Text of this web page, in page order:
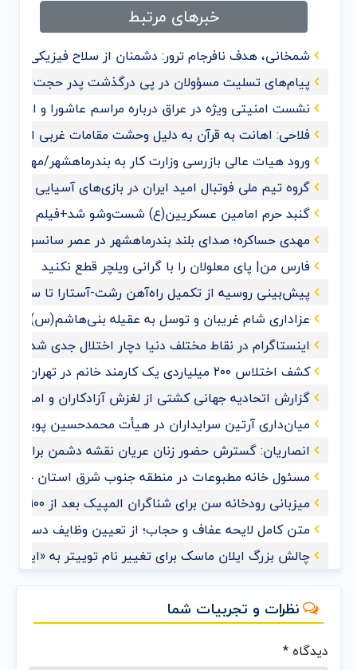
خبرهای مرتبط
شمخانی، هدف نافرجام ترور: دشمنان از سلاح فیزیکی
پیام‌های تسلیت مسؤولان در پی درگذشت پدر
نشست امنیتی ویژه در عراق درباره مراسم عاشورا و
فلاحی: اهانت به قرآن‌ به دلیل وحشت مقامات غربی از
ورود هیات عالی بازرسی وزارت کار به بندرماهشهر/مهدی
گروه تیم ملی فوتبال امید ایران در بازی‌های آسیایی
گنبد حرم امامین عسکریین(ع) شست‌وشو شد+فیلم و
مهدی حساکره؛ صدای بلند بندرماهشهر در عصر سانسور و
فارس من| پای معلولان را با گرانی ویلچر قطع نکنید
پیش‌بینی روسیه از تکمیل راه‌آهن رشت-آستارا تا سال ‌۲۰۲۸
عزاداری شام غریبان و توسل به عقیله بنی‌هاشم(س) با
اینستاگرام در نقاط مختلف دنیا دچار اختلال جدی شد
کشف اختلاس ۲۰۰ میلیاردی یک کارمند خانم در تهران
گزارش اتحادیه جهانی کشتی از لغزش آزادکاران و
میان‌داری آرتین سرایداران در هیأت محمدحسین
انصاریان: گسترش حضور زنان عریان نقشه دشمن برای
مسئول خانه مطبوعات در منطقه جنوب شرق استان
میزبانی رودخانه سن برای شناگران المپیک بعد از ۱۰۰ سال
متن کامل لایحه عفاف و حجاب؛ از تعیین وظایف
چالش بزرگ ایلان ماسک برای تغییر نام توییتر به «ایکس»
نظرات و تجربیات شما
دیدگاه*